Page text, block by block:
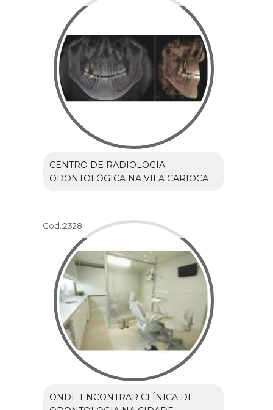
CENTRO DE RADIOLOGIA
ODONTOLÓGICA NA VILA CARIOCA
Cod.:2328
ONDE ENCONTRAR CLÍNICA DE